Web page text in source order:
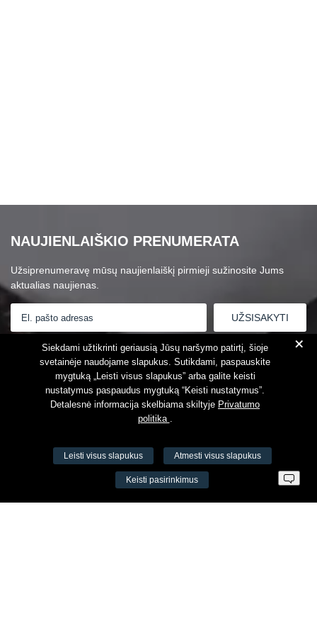
NAUJIENLAIŠKIO PRENUMERATA
Užsiprenumeravę mūsų naujienlaiškį pirmieji sužinosite Jums
aktualias naujienas.
Susipažinau suPrivatumo politika
VŠĮ Fitneso mokymo centras AEROMIX
+
Siekdami užtikrinti geriausią Jūsų naršymo patirtį, šioje
svetainėje naudojame slapukus. Sutikdami, paspauskite
mygtuką „Leisti visus slapukus” arba galite keisti
nustatymus paspaudus mygtuką “Keisti nustatymus”.
Detalesnė informacija skelbiama skiltyje Privatumo
politika .
Leisti visus slapukus Atmesti visus slapukus
Keisti pasirinkimus